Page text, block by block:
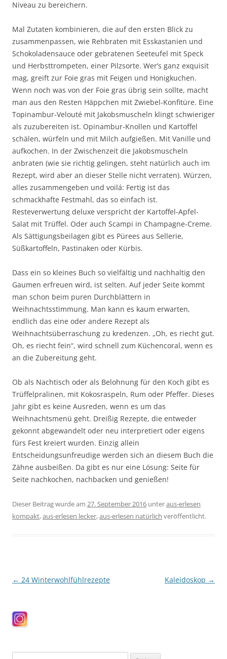
Niveau zu bereichern.
Mal Zutaten kombinieren, die auf den ersten Blick zu
zusammenpassen, wie Rehbraten mit Esskastanien und
Schokoladensauce oder gebratenen Seeteufel mit Speck
und Herbsttrompeten, einer Pilzsorte. Wer’s ganz exquisit
mag, greift zur Foie gras mit Feigen und Honigkuchen.
Wenn noch was von der Foie gras übrig sein sollte, macht
man aus den Resten Häppchen mit Zwiebel-Konfitüre. Eine
Topinambur-Velouté mit Jakobsmuscheln klingt schwieriger
als zuzubereiten ist. Opinambur-Knollen und Kartoffel
schälen, würfeln und mit Milch aufgießen. Mit Vanille und
aufkochen. In der Zwischenzeit die Jakobsmuscheln
anbraten (wie sie richtig gelingen, steht natürlich auch im
Rezept, wird aber an dieser Stelle nicht verraten). Würzen,
alles zusammengeben und voilá: Fertig ist das
schmackhafte Festmahl, das so einfach ist.
Resteverwertung deluxe verspricht der Kartoffel-Apfel-
Salat mit Trüffel. Oder auch Scampi in Champagne-Creme.
Als Sättigungsbeilagen gibt es Pürees aus Sellerie,
Süßkartoffeln, Pastinaken oder Kürbis.
Dass ein so kleines Buch so vielfältig und nachhaltig den
Gaumen erfreuen wird, ist selten. Auf jeder Seite kommt
man schon beim puren Durchblättern in
Weihnachtsstimmung. Man kann es kaum erwarten,
endlich das eine oder andere Rezept als
Weihnachtsüberraschung zu kredenzen. „Oh, es riecht gut.
Oh, es riecht fein“, wird schnell zum Küchencoral, wenn es
an die Zubereitung geht.
Ob als Nachtisch oder als Belohnung für den Koch gibt es
Trüffelpralinen, mit Kokosraspeln, Rum oder Pfeffer. Dieses
Jahr gibt es keine Ausreden, wenn es um das
Weihnachtsmenü geht. Dreißig Rezepte, die entweder
gekonnt abgewandelt oder neu interpretiert oder eigens
fürs Fest kreiert wurden. Einzig allein
Entscheidungsunfreudige werden sich an diesem Buch die
Zähne ausbeißen. Da gibt es nur eine Lösung: Seite für
Seite nachkochen, nachbacken und genießen!
Dieser Beitrag wurde am 27. September 2016 unteraus-erlesen
kompakt,aus-erlesen lecker,aus-erlesen natürlich veröffentlicht.
Beitragsnavigation
← 24 Winterwohlfühlrezepte Kaleidoskop →